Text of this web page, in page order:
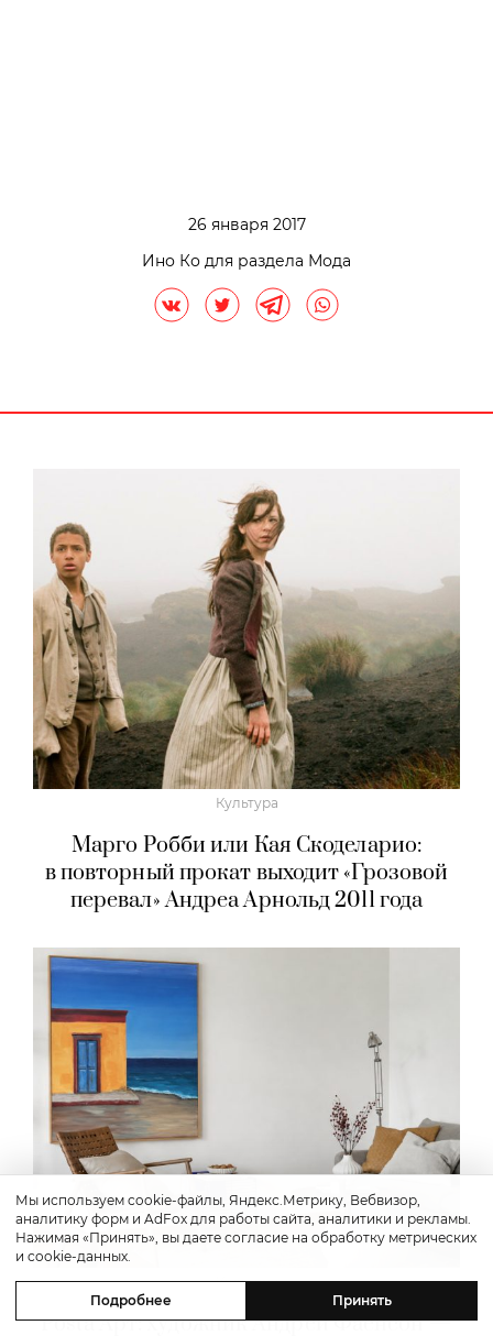
26 января 2017
Ино Ко для раздела Мода
Культура
Марго Робби или Кая Скоделарио:
в повторный прокат выходит «Грозовой
перевал» Андреа Арнольд 2011 года
Культура
Posta Арт: художник Андрей Фаенсон —
Мы используем cookie-файлы, Яндекс.Метрику, Вебвизор,
аналитику форм и AdFox для работы сайта, аналитики и рекламы.
Нажимая «Принять», вы даете согласие на обработку метрических
и cookie-данных.
Подробнее Принять